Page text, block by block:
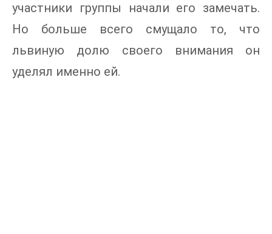
участники группы начали его замечать.
Но больше всего смущало то, что
львиную долю своего внимания он
уделял именно ей.